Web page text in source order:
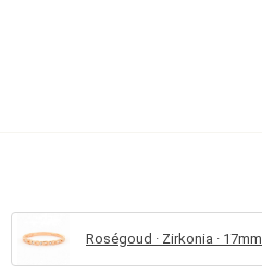
Roségoud · Zirkonia · 17mm